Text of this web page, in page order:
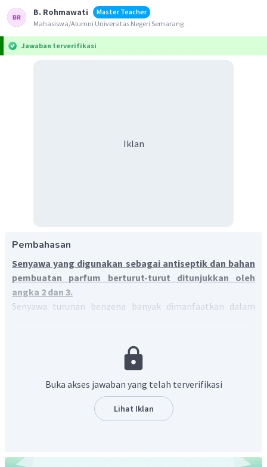
B. Rohmawati
Master Teacher
Mahasiswa/Alumni Universitas Negeri Semarang
Jawaban terverifikasi
Iklan
Pembahasan
Senyawa yang digunakan sebagai antiseptik dan bahan
pembuatan parfum berturut-turut ditunjukkan oleh
angka 2 dan 3.
Senyawa turunan benzena banyak dimanfaatkan dalam
desinfektan karena dapat membunuh bakteri, sedangkan
benzaldehid digunakan sebagai bahan baku pembuatan
dari fenol dan benzaldehid adalah sebagai berikut.
Buka akses jawaban yang telah terverifikasi
Lihat Iklan